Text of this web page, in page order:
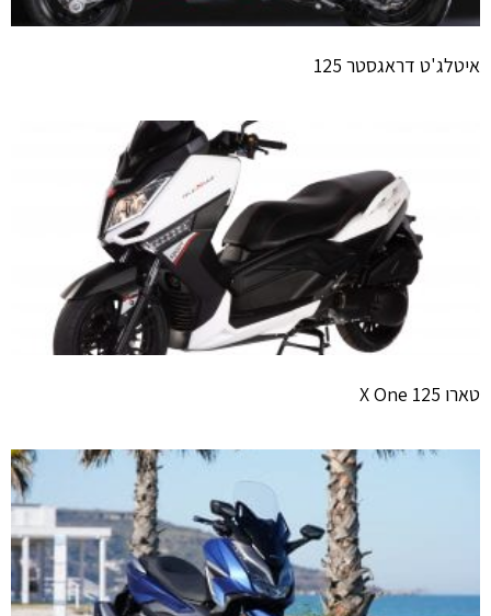
איטלג'ט דראגסטר 125
טארו X One 125